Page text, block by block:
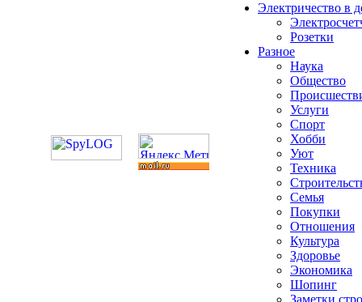
Электричество в
Розетки
Разное
Наука
Общество
Услуги
Спорт
Хобби
Уют
Техника
Семья
Покупки
Отношения
Культура
Здоровье
Экономика
Шопинг
Заметки